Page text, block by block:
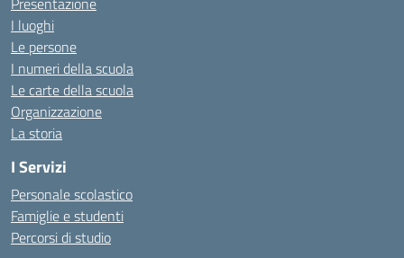
I luoghi
Le persone
I numeri della scuola
Le carte della scuola
Organizzazione
La storia
I Servizi
Personale scolastico
Famiglie e studenti
Percorsi di studio